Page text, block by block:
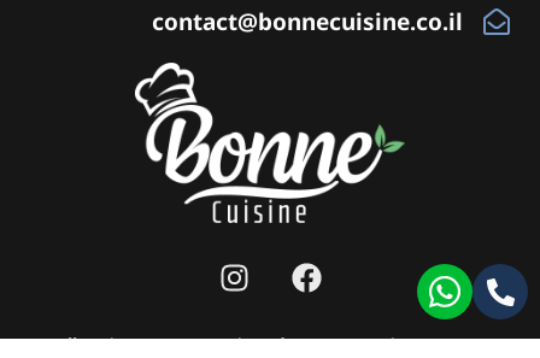
contact@bonnecuisine.co.il
מפת אתר|תנאי שימוש לאתר|הצהרת נגישות |
llms